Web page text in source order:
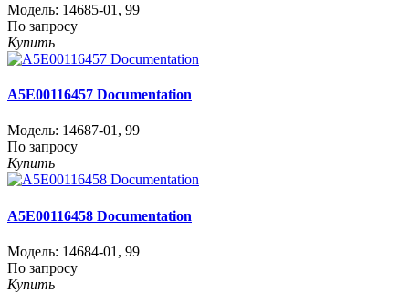
Модель: 14685-01 , 99
По запросу
Купить
A5E00116457 Documentation
Модель: 14687-01 , 99
По запросу
Купить
A5E00116458 Documentation
Модель: 14684-01 , 99
По запросу
Купить